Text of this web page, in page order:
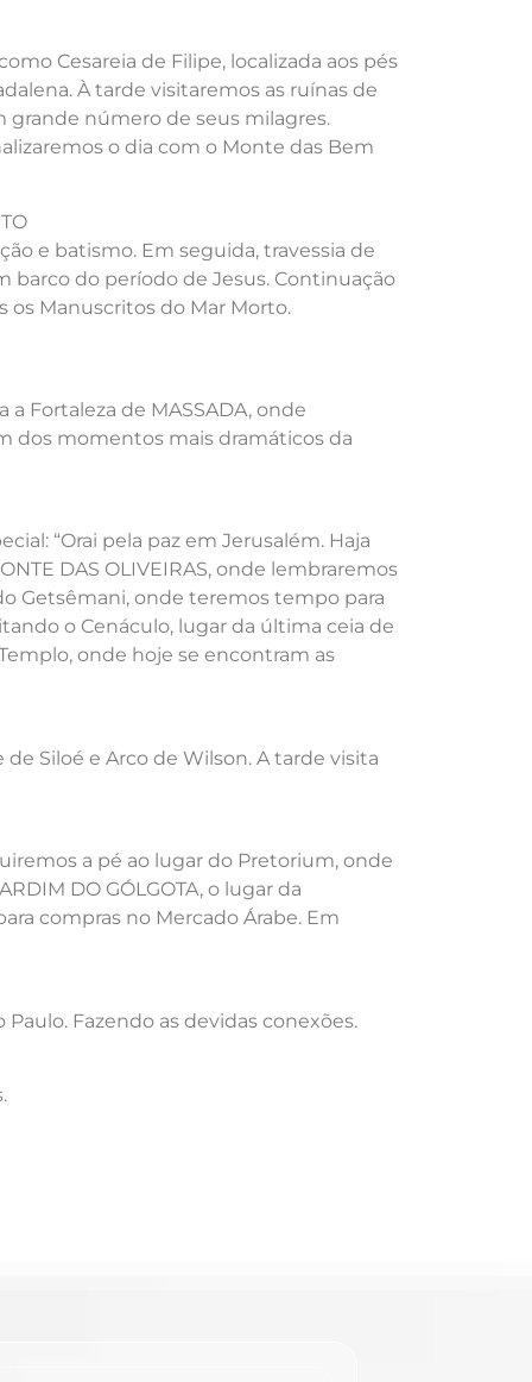
Cesareia de Filipe, localizada aos pés
À tarde visitaremos as ruínas de
grande número de seus milagres.
o dia com o Monte das Bem
e batismo. Em seguida, travessia de
barco do período de Jesus. Continuação
os Manuscritos do Mar Morto.
Fortaleza de MASSADA, onde
dos momentos mais dramáticos da
“Orai pela paz em Jerusalém. Haja
DAS OLIVEIRAS, onde lembraremos
Getsêmani, onde teremos tempo para
o Cenáculo, lugar da última ceia de
Templo, onde hoje se encontram as
Siloé e Arco de Wilson. A tarde visita
a pé ao lugar do Pretorium, onde
DO GÓLGOTA, o lugar da
compras no Mercado Árabe. Em
Fazendo as devidas conexões.